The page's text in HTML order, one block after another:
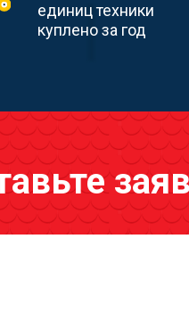
единиц техники
куплено за год